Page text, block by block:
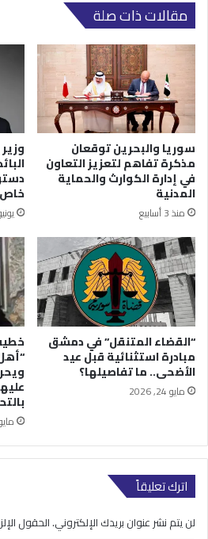
مقالات ذات صلة
سوريا والبحرين توقعان
مذكرة تفاهم لتعزيز التعاون
في إدارة الكوارث والحماية
المدنية
منذ 3 أسابيع يونيو 30,
“القضاء المتنقل” في دمشق
مبادرة استثنائية قبل عيد
الأضحى.. ما تفاصيلها؟
مايو 24, 2026
مايو 18,
اترك تعليقاً
لن يتم نشر عنوان بريدك الإلكتروني.الحقول